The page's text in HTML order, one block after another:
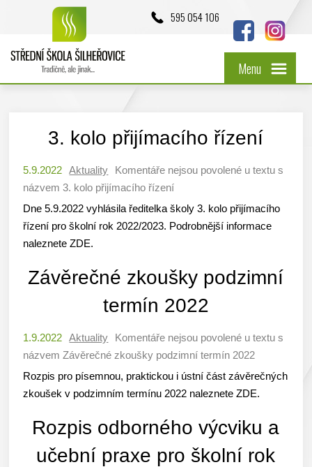
595 054 106
Menu
3. kolo přijímacího řízení
5.9.2022 Aktuality Komentáře nejsou povolené u textu s
názvem 3. kolo přijímacího řízení
Dne 5.9.2022 vyhlásila ředitelka školy 3. kolo přijímacího
řízení pro školní rok 2022/2023. Podrobnější informace
naleznete ZDE.
Závěrečné zkoušky podzimní
termín 2022
1.9.2022 Aktuality Komentáře nejsou povolené u textu s
názvem Závěrečné zkoušky podzimní termín 2022
Rozpis pro písemnou, praktickou i ústní část závěrečných
zkoušek v podzimním termínu 2022 naleznete ZDE.
Rozpis odborného výcviku a
učební praxe pro školní rok